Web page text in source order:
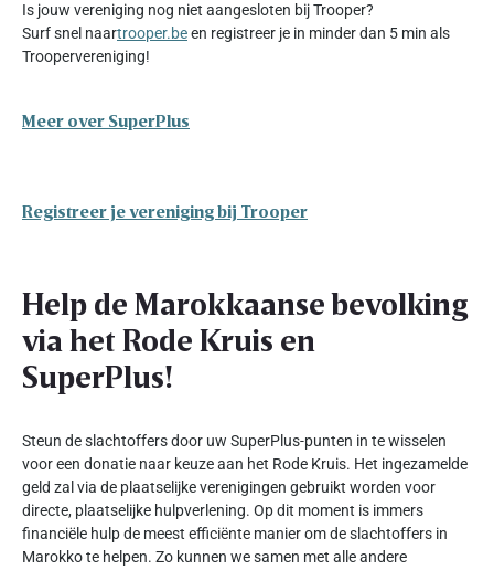
Is jouw vereniging nog niet aangesloten bij Trooper?
Surf snel naartrooper.been registreer je in minder dan 5 min als
Troopervereniging!
Meer over SuperPlus
Registreer je vereniging bij Trooper
Help de Marokkaanse bevolking
via het Rode Kruis en
SuperPlus!
Steun de slachtoffers door uw SuperPlus-punten in te wisselen
voor een donatie naar keuze aan het Rode Kruis. Het ingezamelde
geld zal via de plaatselijke verenigingen gebruikt worden voor
directe, plaatselijke hulpverlening. Op dit moment is immers
financiële hulp de meest efficiënte manier om de slachtoffers in
Marokko te helpen. Zo kunnen we samen met alle andere